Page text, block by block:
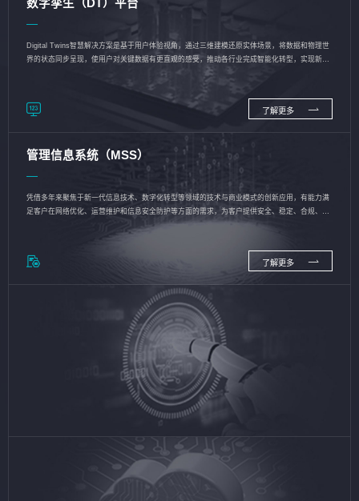
数字孪生（DT）平台
Digital Twins智慧解决方案是基于用户体验视角，通过三维建模还原实体场景，将数据和物理世
界的状态同步呈现，使用户对关键数据有更直观的感受，推动各行业完成智能化转型，实现新旧
了解更多
管理信息系统（MSS）
凭借多年来聚焦于新一代信息技术、数字化转型等领域的技术与商业模式的创新应用，有能力满
足客户在网络优化、运营维护和信息安全防护等方面的需求，为客户提供安全、稳定、合规、持
了解更多